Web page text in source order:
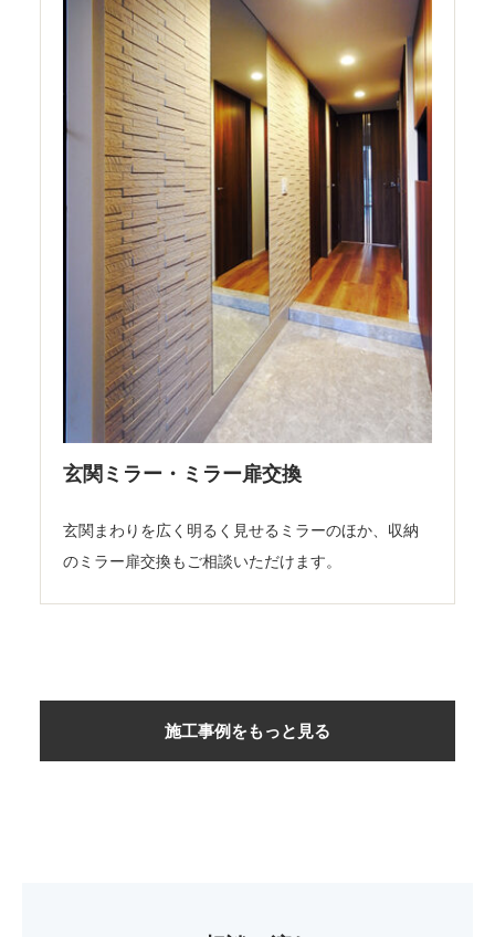
玄関ミラー・ミラー扉交換
玄関まわりを広く明るく見せるミラーのほか、収納
のミラー扉交換もご相談いただけます。
施工事例をもっと見る